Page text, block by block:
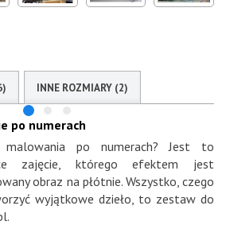
INNE ROZMIARY (2)
po numerach
po numerach? Jest to
zajęcie, którego efektem jest
obraz na płótnie. Wszystko, czego
wyjątkowe dzieło, to zestaw do